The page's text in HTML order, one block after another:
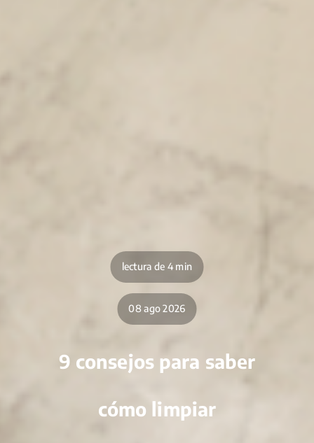
lectura de 4 min
08 ago 2026
9 consejos para saber
cómo limpiar